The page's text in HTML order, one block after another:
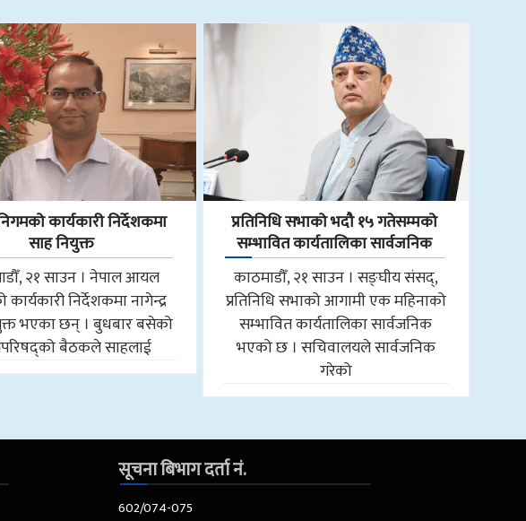
कार्यकारी निर्देशकमा
साह नियुक्त
२१ साउन । नेपाल आयल
निर्देशकमा नागेन्द्र
भएका छन् । बुधबार बसेको
बैठकले साहलाई
प्रतिनिधि सभाको भदौ १५ गतेसम्मको
सम्भावित कार्यतालिका सार्वजनिक
काठमाडौँ, २१ साउन । सङ्घीय संसद्,
प्रतिनिधि सभाको आगामी एक महिनाको
सम्भावित कार्यतालिका सार्वजनिक
भएको छ । सचिवालयले सार्वजनिक
गरेको
सूचना बिभाग दर्ता नं.
602/074-075